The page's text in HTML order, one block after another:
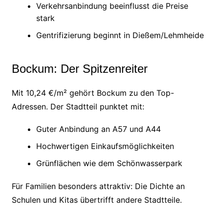
Verkehrsanbindung beeinflusst die Preise
stark
Gentrifizierung beginnt in Dießem/Lehmheide
Bockum: Der Spitzenreiter
Mit 10,24 €/m² gehört Bockum zu den Top-
Adressen. Der Stadtteil punktet mit:
Guter Anbindung an A57 und A44
Hochwertigen Einkaufsmöglichkeiten
Grünflächen wie dem Schönwasserpark
Für Familien besonders attraktiv: Die Dichte an
Schulen und Kitas übertrifft andere Stadtteile.